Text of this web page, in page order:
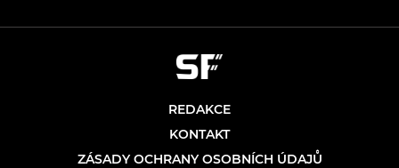
REDAKCE
KONTAKT
ZÁSADY OCHRANY OSOBNÍCH ÚDAJŮ